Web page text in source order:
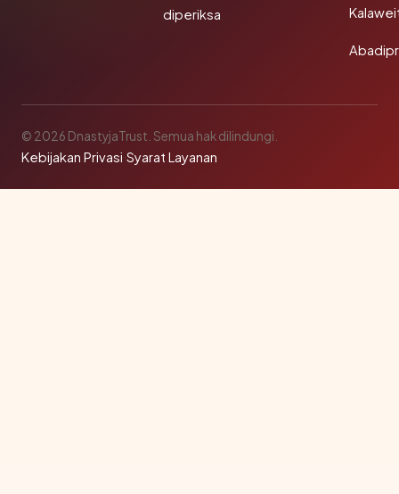
diperiksa
© 2026 DnastyjaTrust. Semua hak dilindungi.
Kebijakan Privasi·Syarat Layanan